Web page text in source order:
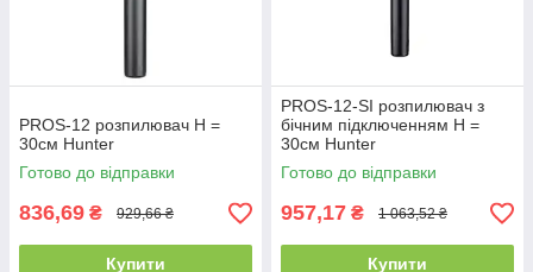
PROS-12 розпилювач Н =
30см Hunter
Готово до відправки
836,69 ₴ 929,66 ₴
Купити
PROS-12-SI розпилювач з
бічним підключенням Н =
30см Hunter
Готово до відправки
957,17 ₴ 1 063,52 ₴
Купити